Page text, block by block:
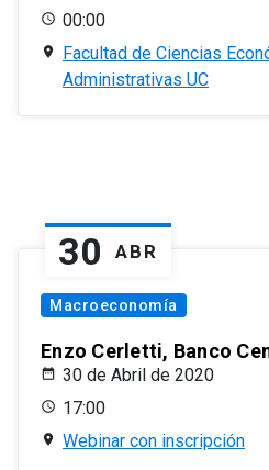
00:00
Facultad de Ciencias
Administrativas UC
30 ABR
Macroeconomía
Enzo Cerletti, Banco
30 de Abril de 2020
17:00
Webinar con inscripción